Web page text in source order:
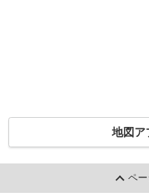
地図ア
ペ